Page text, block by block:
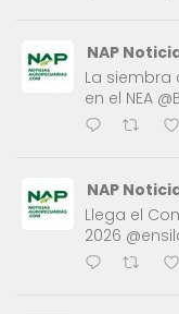
NAP
La
en el NEA
NAP
Llega el
2026